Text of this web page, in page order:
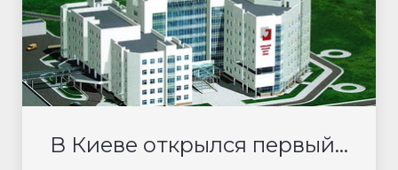
В Киеве открылся первый...